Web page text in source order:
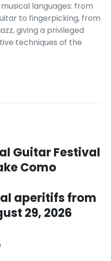
languages: from
to fingerpicking, from
giving a privileged
techniques of the
Guitar Festival
Como
aperitifs from
29, 2026